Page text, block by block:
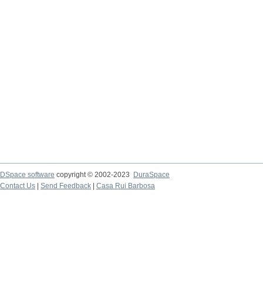
DSpace software copyright © 2002-2023
DuraSpace
Contact Us
Send Feedback Casa Rui Barbosa